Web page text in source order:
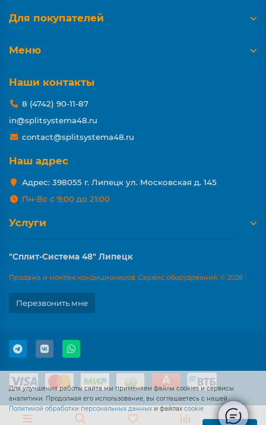
Для улучшения работы сайта мы применяем файлы cookies и сервисы
аналитики. Продолжая его использование, вы соглашаетесь с нашей
Политикой обработки персональных данных и файлах cookie
Для покупателей
Меню
Наши контакты
8 (4742) 90-11-87
in@splitsystema48.ru
contact@splitsystema48.ru
Наш адрес
Адрес: 398055 г. Липецк ул. Московская д. 145
Пн-Вс с 9:00 до 21:00
Услуги
"Сплит-Система 48" Липецк
Продажа и монтаж кондиционеров. Сервис оборудования. © 2026
Перезвонить мне